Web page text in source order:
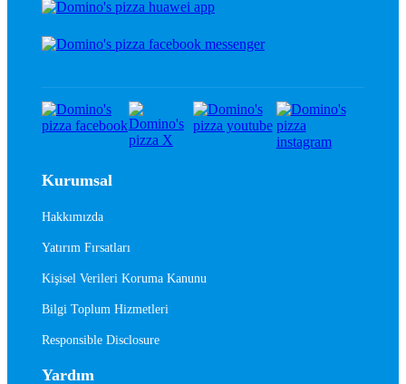
Kurumsal
Hakkımızda
Yatırım Fırsatları
Kişisel Verileri Koruma Kanunu
Bilgi Toplum Hizmetleri
Responsible Disclosure
Yardım